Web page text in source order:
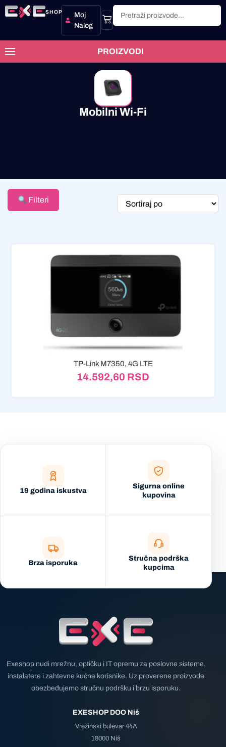
SHOP
Moj
Nalog
PROIZVODI
Mobilni Wi-Fi
Filteri
TP-Link M7350, 4G LTE
14.592,60 RSD
19 godina iskustva
Sigurna online
kupovina
Brza isporuka
Stručna podrška
kupcima
Exeshop nudi mrežnu, optičku i IT opremu za poslovne sisteme,
instalatere i zahtevne kućne korisnike. Uz proverene proizvode
obezbeđujemo stručnu podršku i brzu isporuku.
EXESHOP DOO Niš
Vrežinski bulevar 44A
18000 Niš